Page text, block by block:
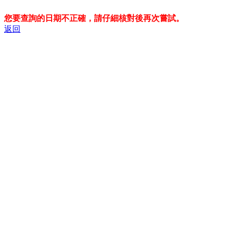
您要查詢的日期不正確，請仔細核對後再次嘗試。
返回